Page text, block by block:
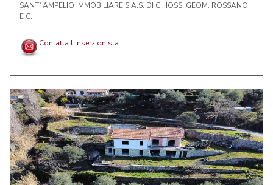
SANT`AMPELIO IMMOBILIARE S.A.S. DI CHIOSSI GEOM. ROSSANO
E C.
Contatta l'inserzionista